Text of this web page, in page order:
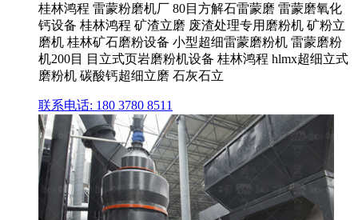
桂林鸿程 雷蒙粉磨机厂 80目方解石雷蒙磨 雷蒙磨氧化
钙设备 桂林鸿程 矿渣立磨 废渣处理专用磨粉机 矿粉立
磨机 桂林矿石磨粉设备 小型超细雷蒙磨粉机 雷蒙磨粉
机200目 目立式页岩磨粉机设备 桂林鸿程 hlmx超细立式
磨粉机 碳酸钙超细立磨 石灰石立
联系电话: 180 3780 8511